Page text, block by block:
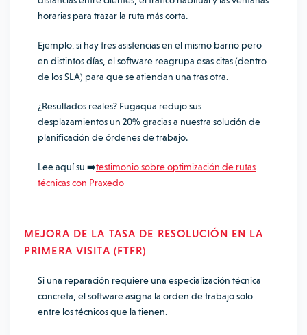
horarias para trazar la ruta más corta.
Ejemplo: si hay tres asistencias en el mismo barrio pero
en distintos días, el software reagrupa esas citas (dentro
de los SLA) para que se atiendan una tras otra.
¿Resultados reales? Fugaqua redujo sus
desplazamientos un 20% gracias a nuestra solución de
planificación de órdenes de trabajo.
Lee aquí su ➡️testimonio sobre optimización de rutas
técnicas con Praxedo
MEJORA DE LA TASA DE RESOLUCIÓN EN LA
PRIMERA VISITA (FTFR)
Si una reparación requiere una especialización técnica
concreta, el software asigna la orden de trabajo solo
entre los técnicos que la tienen.